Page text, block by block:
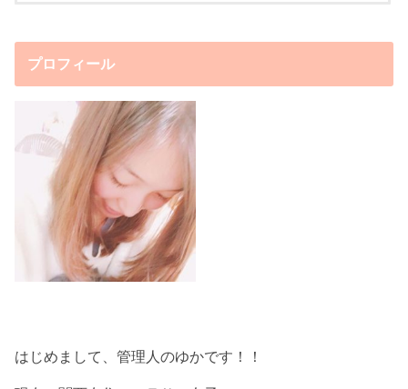
プロフィール
はじめまして、管理人のゆかです！！